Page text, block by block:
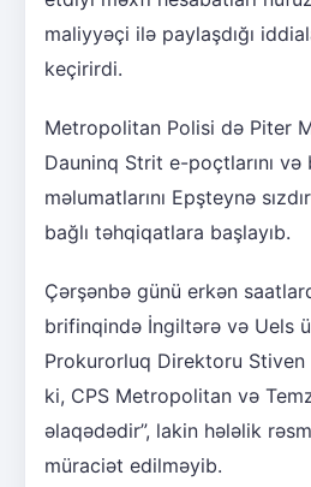
maliyyəçi ilə paylaşdığı
keçirirdi.
Metropolitan Polisi də Piter
Dauninq Strit e-poçtlarını və
məlumatlarını Epşteynə
bağlı təhqiqatlara başlayıb.
Çərşənbə günü erkən
brifinqində İngiltərə və Uels
Prokurorluq Direktoru
ki, CPS Metropolitan və
əlaqədədir”, lakin hələlik
müraciət edilməyib.